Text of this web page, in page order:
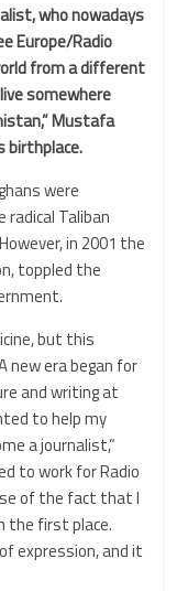
who nowadays
Europe/Radio
from a different
somewhere
Mustafa
birthplace.
were
radical Taliban
in 2001 the
toppled the
but this
new era began for
and writing at
to help my
a journalist,”
to work for Radio
of the fact that I
the first place.
expression, and it